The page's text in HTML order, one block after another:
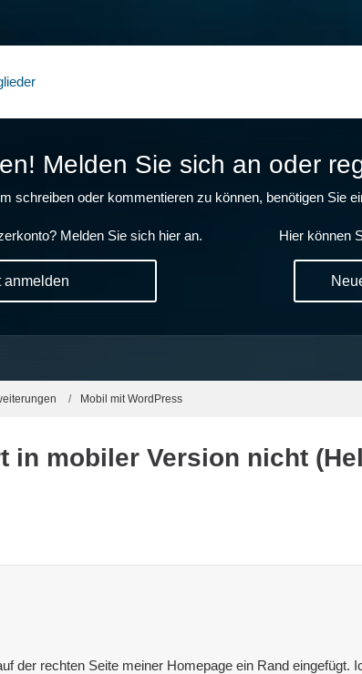
Melden Sie sich an oder
schreiben oder kommentieren zu können, benötigen Sie
Melden Sie sich hier an.
anmelden
Hier können
Mobil mit WordPress
in mobiler Version nicht
der rechten Seite meiner Homepage ein Rand